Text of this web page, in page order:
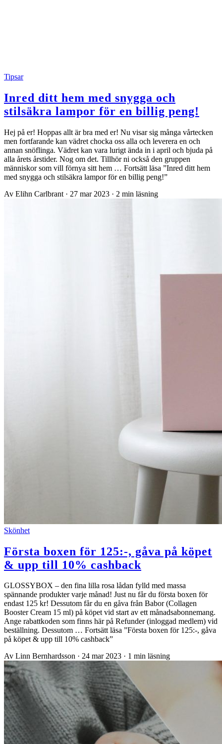
Tipsar
Inred ditt hem med snygga och
stilsäkra lampor för en billig peng!
Hej på er! Hoppas allt är bra med er! Nu visar sig många vårtecken
men fortfarande kan vädret chocka oss alla och leverera en och
annan snöflinga. Vädret kan vara lurigt ända in i april och bjuda på
alla årets årstider. Nog om det. Tillhör ni också den gruppen
människor som vill förnya sitt hem … Fortsätt läsa ”Inred ditt hem
med snygga och stilsäkra lampor för en billig peng!”
Av Elihn Carlbrant · 27 mar 2023 · 2 min läsning
Skönhet
Första boxen för 125:-, gåva på köpet
& upp till 10% cashback
GLOSSYBOX – den fina lilla rosa lådan fylld med massa
spännande produkter varje månad! Just nu får du första boxen för
endast 125 kr! Dessutom får du en gåva från Babor (Collagen
Booster Cream 15 ml) på köpet vid start av ett månadsabonnemang.
Ange rabattkoden som finns här på Refunder (inloggad medlem) vid
beställning. Dessutom … Fortsätt läsa ”Första boxen för 125:-, gåva
på köpet & upp till 10% cashback”
Av Linn Bernhardsson · 24 mar 2023 · 1 min läsning